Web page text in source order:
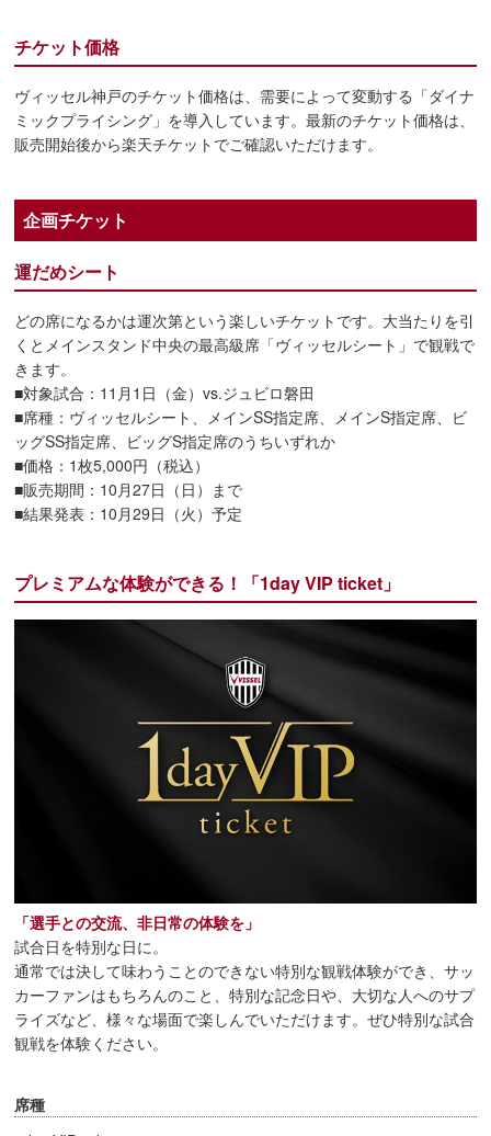
チケット価格
ヴィッセル神戸のチケット価格は、需要によって変動する「ダイナ
ミックプライシング」を導入しています。最新のチケット価格は、
販売開始後から楽天チケットでご確認いただけます。
企画チケット
運だめシート
どの席になるかは運次第という楽しいチケットです。大当たりを引
くとメインスタンド中央の最高級席「ヴィッセルシート」で観戦で
きます。
■対象試合：11月1日（金）vs.ジュビロ磐田
■席種：ヴィッセルシート、メインSS指定席、メインS指定席、ビ
ッグSS指定席、ビッグS指定席のうちいずれか
■価格：1枚5,000円（税込）
■販売期間：10月27日（日）まで
■結果発表：10月29日（火）予定
プレミアムな体験ができる！「1day VIP ticket」
「選手との交流、非日常の体験を」
試合日を特別な日に。
通常では決して味わうことのできない特別な観戦体験ができ、サッ
カーファンはもちろんのこと、特別な記念日や、大切な人へのサプ
ライズなど、様々な場面で楽しんでいただけます。ぜひ特別な試合
観戦を体験ください。
席種